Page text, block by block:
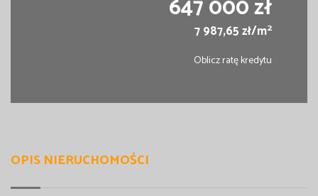
647 000 zł
7 987,65 zł/m2
Oblicz ratę kredytu
OPIS NIERUCHOMOŚCI